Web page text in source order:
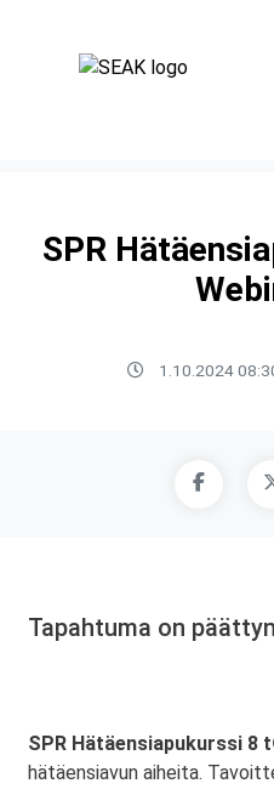
SPR
1.10.2024
Tapahtuma on
SPR Hätäensiapukurssi 8
hätäensiavun aiheita.